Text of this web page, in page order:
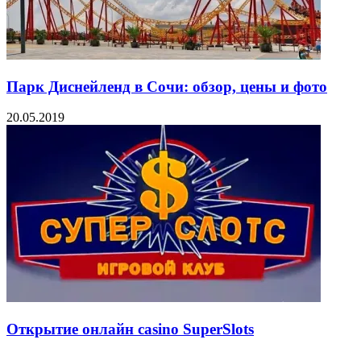
Парк Диснейленд в Сочи: обзор, цены и фото
20.05.2019
Открытие онлайн casino SuperSlots